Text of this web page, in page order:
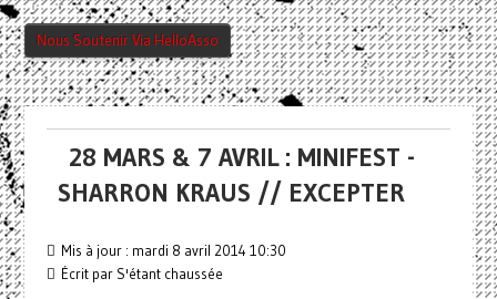
Nous Soutenir Via HelloAsso
28 MARS & 7 AVRIL : MINIFEST -
SHARRON KRAUS // EXCEPTER
Mis à jour : mardi 8 avril 2014 10:30
Écrit par S'étant chaussée